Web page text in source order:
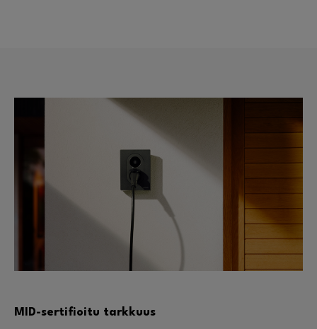
MID-sertifioitu tarkkuus